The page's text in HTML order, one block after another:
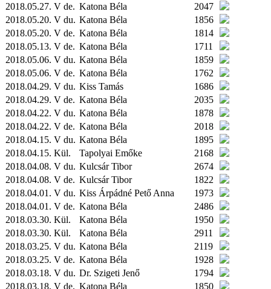
2018.05.27. V de. Katona Béla
2047
2018.05.20. V du. Katona Béla
1856
2018.05.20. V de. Katona Béla
1814
2018.05.13. V de. Katona Béla
1711
2018.05.06. V du. Katona Béla
1859
2018.05.06. V de. Katona Béla
1762
2018.04.29. V du. Kiss Tamás
1686
2018.04.29. V de. Katona Béla
2035
2018.04.22. V du. Katona Béla
1878
2018.04.22. V de. Katona Béla
2018
2018.04.15. V du. Katona Béla
1895
2018.04.15. Kül. Tapolyai Emőke
2168
2018.04.08. V du. Kulcsár Tibor
2674
2018.04.08. V de. Kulcsár Tibor
1822
2018.04.01. V du. Kiss Árpádné Pető Anna
1973
2018.04.01. V de. Katona Béla
2486
2018.03.30. Kül. Katona Béla
1950
2018.03.30. Kül. Katona Béla
2911
2018.03.25. V du. Katona Béla
2119
2018.03.25. V de. Katona Béla
1928
2018.03.18. V du. Dr. Szigeti Jenő
1794
2018.03.18. V de. Katona Béla
1850